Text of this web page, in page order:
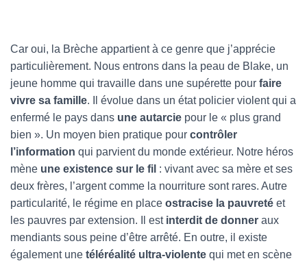
Car oui, la Brèche appartient à ce genre que j’apprécie
particulièrement. Nous entrons dans la peau de Blake, un
jeune homme qui travaille dans une supérette pour faire
vivre sa famille. Il évolue dans un état policier violent qui a
enfermé le pays dans une autarcie pour le « plus grand
bien ». Un moyen bien pratique pour contrôler
l’information qui parvient du monde extérieur. Notre héros
mène une existence sur le fil : vivant avec sa mère et ses
deux frères, l’argent comme la nourriture sont rares. Autre
particularité, le régime en place ostracise la pauvreté et
les pauvres par extension. Il estinterdit de donner aux
mendiants sous peine d’être arrêté. En outre, il existe
également une téléréalité ultra-violente qui met en scène